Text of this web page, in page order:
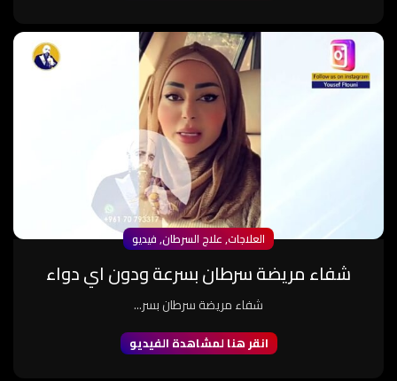
العلاجات,علاج السرطان,فيديو
شفاء مريضة سرطان بسرعة ودون اي دواء
شفاء مريضة سرطان بسر...
انقر هنا لمشاهدة الفيديو